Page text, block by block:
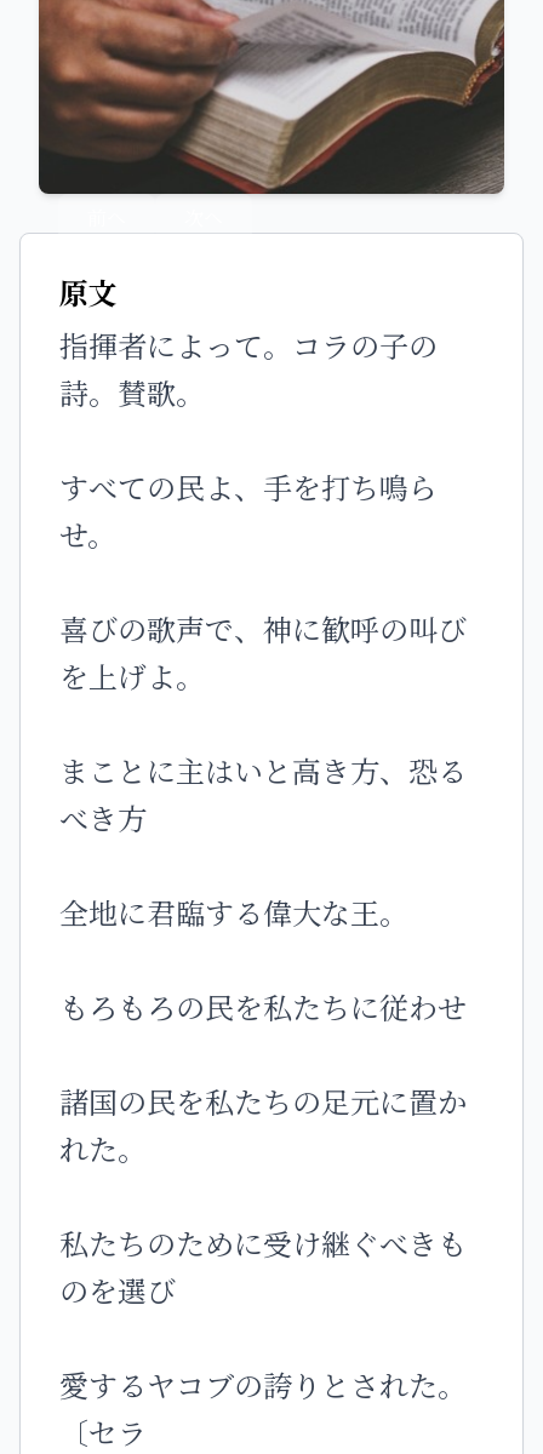
原文
指揮者によって。コラの子の
詩。賛歌。
すべての民よ、手を打ち鳴ら
せ。
喜びの歌声で、神に歓呼の叫び
を上げよ。
まことに主はいと高き方、恐る
べき方
全地に君臨する偉大な王。
もろもろの民を私たちに従わせ
諸国の民を私たちの足元に置か
れた。
私たちのために受け継ぐべきも
のを選び
愛するヤコブの誇りとされた。
〔セラ